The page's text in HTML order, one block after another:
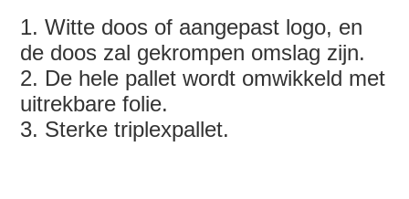
1. Witte doos of aangepast logo, en
de doos zal gekrompen omslag zijn.
2. De hele pallet wordt omwikkeld met
uitrekbare folie.
3. Sterke triplexpallet.